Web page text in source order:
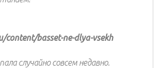
content/basset-ne-dlya-vsekh
случайно совсем недавно.